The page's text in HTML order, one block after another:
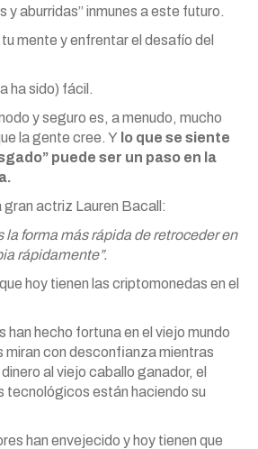
y aburridas” inmunes a este futuro.
mente y enfrentar el desafío del
ha sido) fácil.
y seguro es, a menudo, mucho
la gente cree. Y lo que se siente
puede ser un paso en la
gran actriz Lauren Bacall:
la forma más rápida de retroceder en
rápidamente”.
hoy tienen las criptomonedas en el
han hecho fortuna en el viejo mundo
miran con desconfianza mientras
al viejo caballo ganador, el
tecnológicos están haciendo su
han envejecido y hoy tienen que